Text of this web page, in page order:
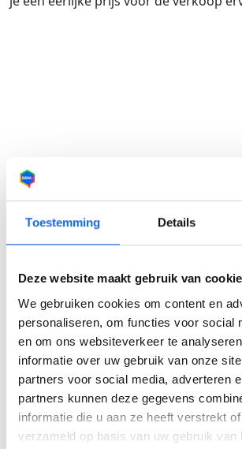
Toestemming Details
Deze website maakt gebruik van
We gebruiken cookies om content en
personaliseren, om functies voor social
en om ons websiteverkeer te
informatie over uw gebruik van onze
partners voor social media, adverteren
partners kunnen deze gegevens
informatie die u aan ze heeft verstrekt
verzameld op basis van uw gebruik van
Je auto verkopen via
het
caravan, camper of boot aan erkende
ontvangen en vermijdt ongemakkelijke
onderhandelingen. Je auto verkopen
in vier stappen:
Aanmelden
Biedingen verzamelen
Bod accepteren
Verkopen